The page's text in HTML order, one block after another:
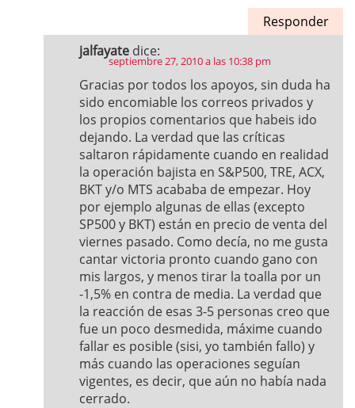
Responder
jalfayate dice:
septiembre 27, 2010 a las 10:38 pm
Gracias por todos los apoyos, sin duda ha
sido encomiable los correos privados y
los propios comentarios que habeis ido
dejando. La verdad que las críticas
saltaron rápidamente cuando en realidad
la operación bajista en S&P500, TRE, ACX,
BKT y/o MTS acababa de empezar. Hoy
por ejemplo algunas de ellas (excepto
SP500 y BKT) están en precio de venta del
viernes pasado. Como decía, no me gusta
cantar victoria pronto cuando gano con
mis largos, y menos tirar la toalla por un
-1,5% en contra de media. La verdad que
la reacción de esas 3-5 personas creo que
fue un poco desmedida, máxime cuando
fallar es posible (sisi, yo también fallo) y
más cuando las operaciones seguían
vigentes, es decir, que aún no había nada
cerrado.